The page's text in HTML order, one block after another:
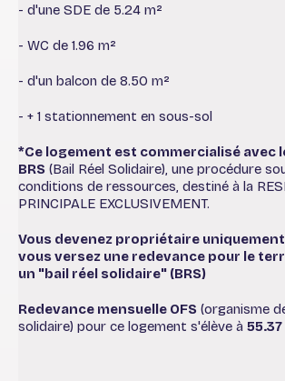
- d'une SDE de 5.24 m²
- WC de 1.96 m²
- d'un balcon de 8.50 m²
- + 1 stationnement en sous-sol
*Ce logement est commercialisé avec
BRS (Bail Réel Solidaire), une procédure
conditions de ressources, destiné à la
PRINCIPALE EXCLUSIVEMENT.
Vous devenez propriétaire
vous versez une redevance pour le
un "bail réel solidaire" (BRS)
Redevance mensuelle OFS (organisme
solidaire) pour ce logement s'élève à